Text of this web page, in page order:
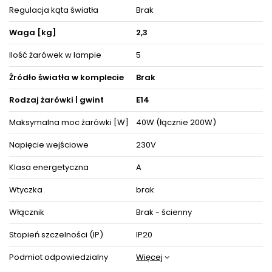
Decydując się na ten model oświetlenia nie tylko odpowiednio
rozświetlisz wybrane powierzchnie, ale też zyskasz
zachwycającą i cieszącą oko dekorację, która nada wnętrzom
niepowtarzalnego wyglądu i elegancji, akcentując zarazem ich
detale i wystrój pośród pozostałych mebli i akcesoriów
wyposażenia wnętrz.
Oświetlenie doskonale prezentuje się pojedynczo oraz w
towarzystwie innych lamp jako instalacje świetlne, dzięki czemu
można dopasować je do różnego typu pomieszczeń.
Produkt posiada certyfikaty zgodności i objęty jest gwarancją
producenta.
Zestaw zawiera instrukcję obsługi oraz Elementy niezbędne do
złożenia sprzętu.
ZOBACZ PODOBNE PRODUKTY W KATEGORIACH
Regulacja kąta światła
Brak
Waga [kg]
2,3
Ilość żarówek w lampie
5
Źródło światła w komplecie
Brak
Rodzaj żarówki | gwint
E14
Maksymalna moc żarówki [W]
40W (łącznie 200W)
Napięcie wejściowe
230V
Klasa energetyczna
A
Wtyczka
brak
Włącznik
Brak - ścienny
Stopień szczelności (IP)
IP20
Podmiot odpowiedzialny
Więcej